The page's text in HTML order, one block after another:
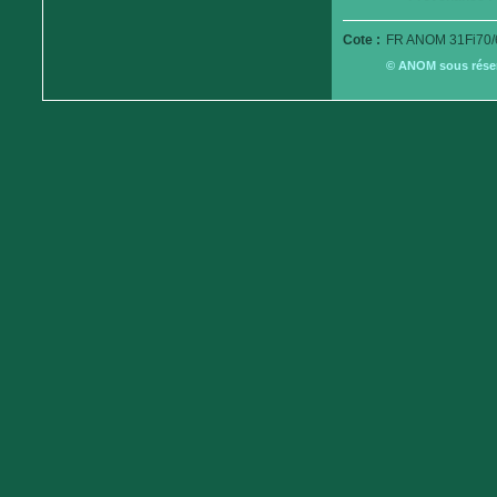
Cote : FR ANOM
© ANOM sous